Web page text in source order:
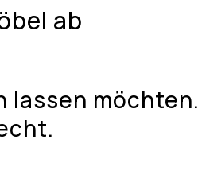
ab
lassen möchten.